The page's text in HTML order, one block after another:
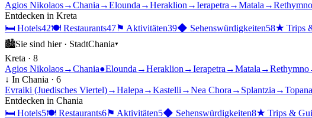
Agios Nikolaos→Chania →Elounda →Heraklion →Ierapetra →Matala →Rethymno
Entdecken in Kreta
🛏 Hotels42🍽 Restaurants47⚑ Aktivitäten39◆ Sehenswürdigkeiten58★ Trips
🏙Sie sind hier · StadtChania▾
Kreta · 8
Agios Nikolaos→Chania●Elounda →Heraklion →Ierapetra →Matala →Rethymno
↓ In Chania · 6
Evraiki (Juedisches Viertel)→Halepa →Kastelli →Nea Chora → Splantzia →
Entdecken in Chania
🛏 Hotels5🍽 Restaurants6⚑ Aktivitäten5◆ Sehenswürdigkeiten8★ Trips &